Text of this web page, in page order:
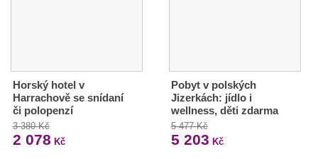
Horský hotel v
Harrachově se snídaní
či polopenzí
3 380 Kč
2 078 Kč
Pobyt v polských
Jizerkách: jídlo i
wellness, děti zdarma
5 477 Kč
5 203 Kč